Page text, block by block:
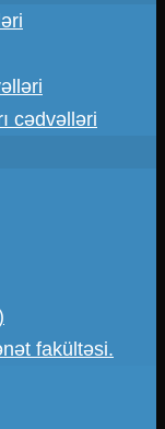
cədvəlləri
fakültəsi.